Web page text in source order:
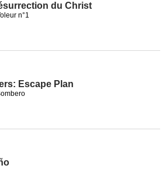
du Christ
n°1
Escape Plan